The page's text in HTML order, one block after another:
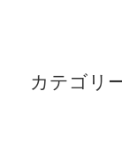
カテゴリ